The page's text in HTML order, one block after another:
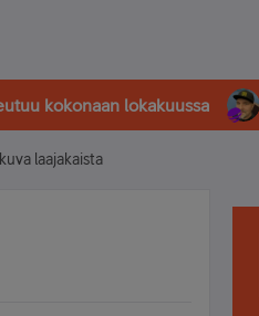
kokonaan lokakuussa
laajakaista